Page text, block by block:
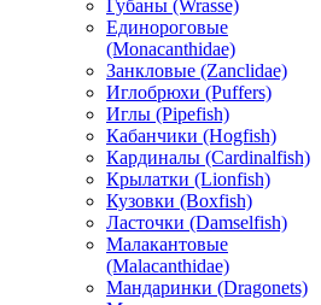
Губаны (Wrasse)
Единороговые
(Monacanthidae)
Занкловые (Zanclidae)
Иглобрюхи (Puffers)
Иглы (Pipefish)
Кабанчики (Hogfish)
Кардиналы (Cardinalfish)
Крылатки (Lionfish)
Кузовки (Boxfish)
Ласточки (Damselfish)
Малакантовые
(Malacanthidae)
Мандаринки (Dragonets)